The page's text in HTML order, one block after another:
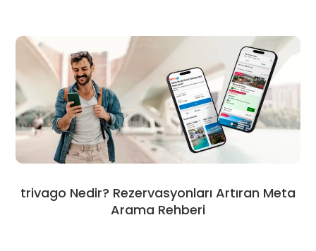
trivago Nedir? Rezervasyonları Artıran Meta
Arama Rehberi